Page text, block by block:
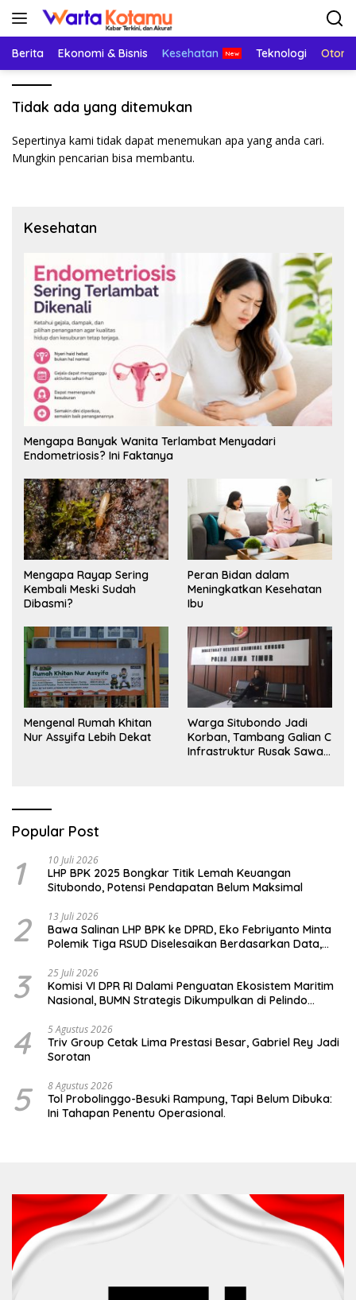
Langsung
Berita Ekonomi & Bisnis Kesehatan Teknologi
Tidak ada yang ditemukan
Sepertinya kami tidak dapat menemukan apa yang anda cari.
Mungkin pencarian bisa membantu.
Kesehatan
Mengapa Banyak Wanita Terlambat Menyadari
Endometriosis? Ini Faktanya
Mengapa Rayap Sering
Kembali Meski Sudah
Dibasmi?
Peran Bidan dalam
Meningkatkan Kesehatan
Ibu
Mengenal Rumah Khitan
Nur Assyifa Lebih Dekat
Warga Situbondo Jadi
Korban, Tambang Galian C
Infrastruktur Rusak Sawah
Popular Post
1 10 Juli 2026
LHP BPK 2025 Bongkar Titik Lemah Keuangan
Situbondo, Potensi Pendapatan Belum Maksimal
2 13 Juli 2026
Bawa Salinan LHP BPK ke DPRD, Eko Febriyanto Minta
Polemik Tiga RSUD Diselesaikan Berdasarkan Data,
3 25 Juli 2026
Komisi VI DPR RI Dalami Penguatan Ekosistem Maritim
Nasional, BUMN Strategis Dikumpulkan di Pelindo
4 5 Agustus 2026
Triv Group Cetak Lima Prestasi Besar, Gabriel Rey Jadi
Sorotan
5 8 Agustus 2026
Tol Probolinggo-Besuki Rampung, Tapi Belum Dibuka:
Ini Tahapan Penentu Operasional.